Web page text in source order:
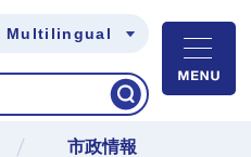
Multilingual
市政情報